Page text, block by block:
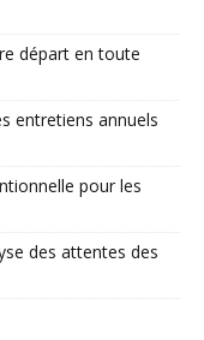
départ en toute
entretiens annuels
pour les
des attentes des